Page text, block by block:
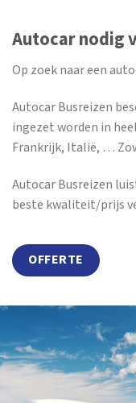
Autocar nodig
Op zoek naar een
Autocar Busreizen
ingezet worden in
Frankrijk, Italië, …
Autocar Busreizen
beste kwaliteit/prijs
OFFERTE